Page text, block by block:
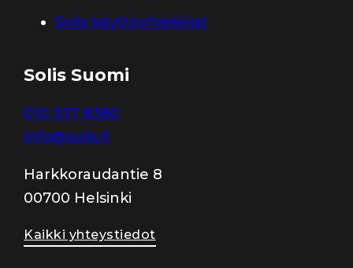
Solis käyttöohjekirjat
Solis Suomi
010 337 8380
info@solis.fi
Harkkoraudantie 8
00700 Helsinki
Kaikki yhteystiedot